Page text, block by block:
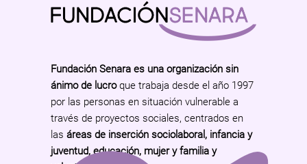
Fundación Senara es una organización sin
ánimo de lucroque trabaja desde el año 1997
por las personas en situación vulnerable a
través de proyectos sociales, centrados en
las áreas de inserción sociolaboral, infancia y
juventud, educación, mujer y familia y